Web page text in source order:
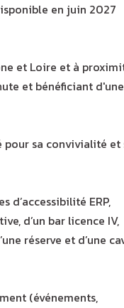
en juin 2027
et Loire et à
et bénéficiant d'une
sa convivialité et
d’accessibilité ERP,
d’un bar licence IV,
réserve et d’une
(événements,